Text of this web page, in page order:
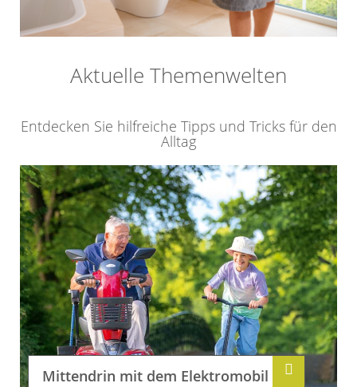
Aktuelle Themenwelten
Entdecken Sie hilfreiche Tipps und Tricks für den
Alltag
Mittendrin mit dem Elektromobil